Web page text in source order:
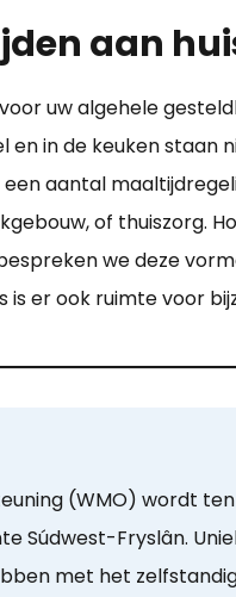
aan
uw algehele
en in de keuken
aantal
of thuiszorg.
we deze
is er ook ruimte voor
(WMO) wordt ten
Súdwest-Fryslân.
met het